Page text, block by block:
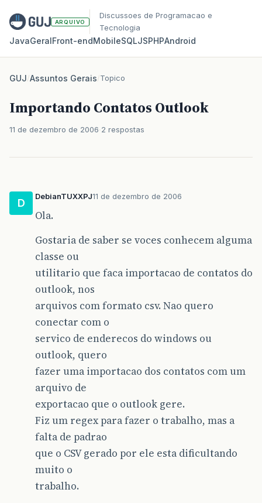
ARQUIVO
Discussoes de Programacao e
Tecnologia
JavaGeralFront‑endMobileSQLJSPHPAndroid
GUJ/Assuntos Gerais/Topico
Importando Contatos Outlook
11 de dezembro de 2006 2 respostas
D
DebianTUXXPJ11 de dezembro de 2006
Ola.
Gostaria de saber se voces conhecem alguma
classe ou
utilitario que faca importacao de contatos do
outlook, nos
arquivos com formato csv. Nao quero
conectar com o
servico de enderecos do windows ou
outlook, quero
fazer uma importacao dos contatos com um
arquivo de
exportacao que o outlook gere.
Fiz um regex para fazer o trabalho, mas a
falta de padrao
que o CSV gerado por ele esta dificultando
muito o
trabalho.